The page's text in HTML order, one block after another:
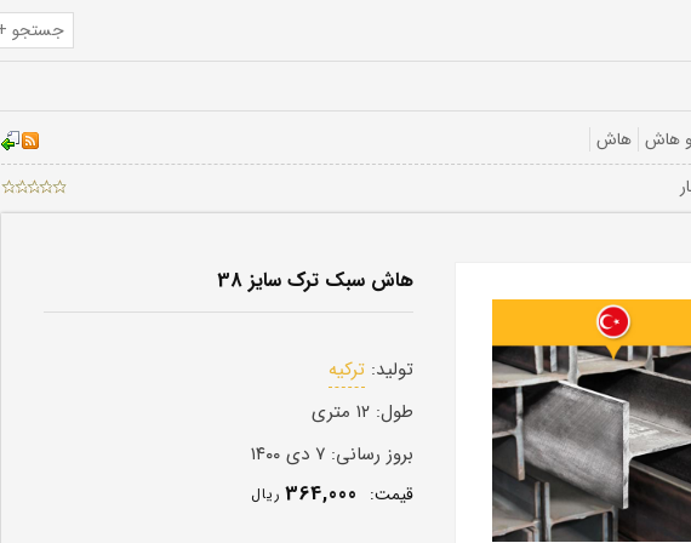
هاش هاش
هاش سبک ترک سایز 38
تولید: ترکیه
طول: ۱۲ متری
بروز رسانی: ۷ دی ۱۴۰۰
قيمت: 364,000 ريال